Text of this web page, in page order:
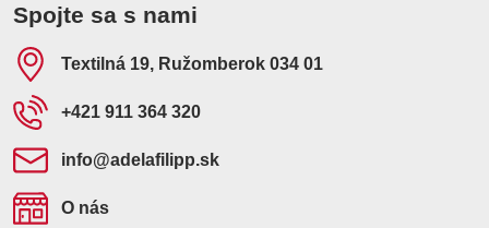
Spojte sa s nami
Textilná 19, Ružomberok 034 01
+421 911 364 320
info​@adelafilipp​.sk
O nás